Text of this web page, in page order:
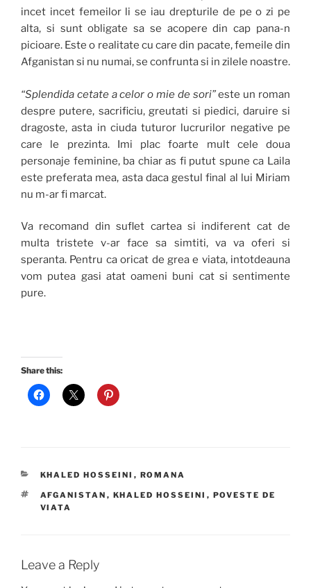
incet incet femeilor li se iau drepturile de pe o zi pe
alta, si sunt obligate sa se acopere din cap pana-n
picioare. Este o realitate cu care din pacate, femeile din
Afganistan si nu numai, se confrunta si in zilele noastre.
“Splendida cetate a celor o mie de sori”este un roman
despre putere, sacrificiu, greutati si piedici, daruire si
dragoste, asta in ciuda tuturor lucrurilor negative pe
care le prezinta. Imi plac foarte mult cele doua
personaje feminine, ba chiar as fi putut spune ca Laila
este preferata mea, asta daca gestul final al lui Miriam
nu m-ar fi marcat.
Va recomand din suflet cartea si indiferent cat de
multa tristete v-ar face sa simtiti, va va oferi si
speranta. Pentru ca oricat de grea e viata, intotdeauna
vom putea gasi atat oameni buni cat si sentimente
pure.
Share this:
CATEGORIES
KHALED HOSSEINI , ROMANA
TAGS
AFGANISTAN , KHALED HOSSEINI , POVESTE DE
VIATA
Leave a Reply